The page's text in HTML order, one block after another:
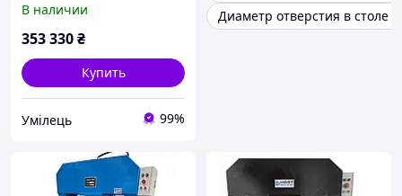
В наличии
353 330₴
Купить
Умілець 99%
Диаметр отверстия в столе